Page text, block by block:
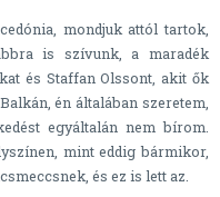
mondjuk attól tartok,
is szívunk, a maradék
és Staffan Olssont, akit ők
én általában szeretem,
egyáltalán nem bírom.
mint eddig bármikor,
és ez is lett az.